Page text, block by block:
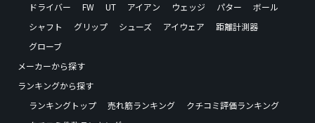
ドライバー
FW UT アイアン ウェッジ パター
ボール
シャフト
グリップ シューズ アイウェア
距離計測器
グローブ
メーカーから探す
ランキングから探す
ランキングトップ
売れ筋ランキング
クチコミ評価ランキング